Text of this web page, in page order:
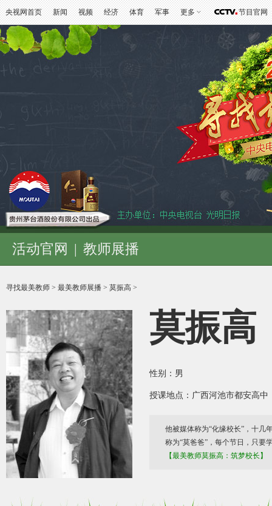
央视网首页 新闻 视频 经济 体育 军事 更多 节目官网
活动官网 | 教师展播
寻找最美教师 > 最美教师展播 > 莫振高 >
莫振高
性别：男
授课地点：广西河池市都安高中
他被媒体称为“化缘校长”，十几
称为“莫爸爸”，每个节日，只要
【最美教师莫振高：筑梦校长】